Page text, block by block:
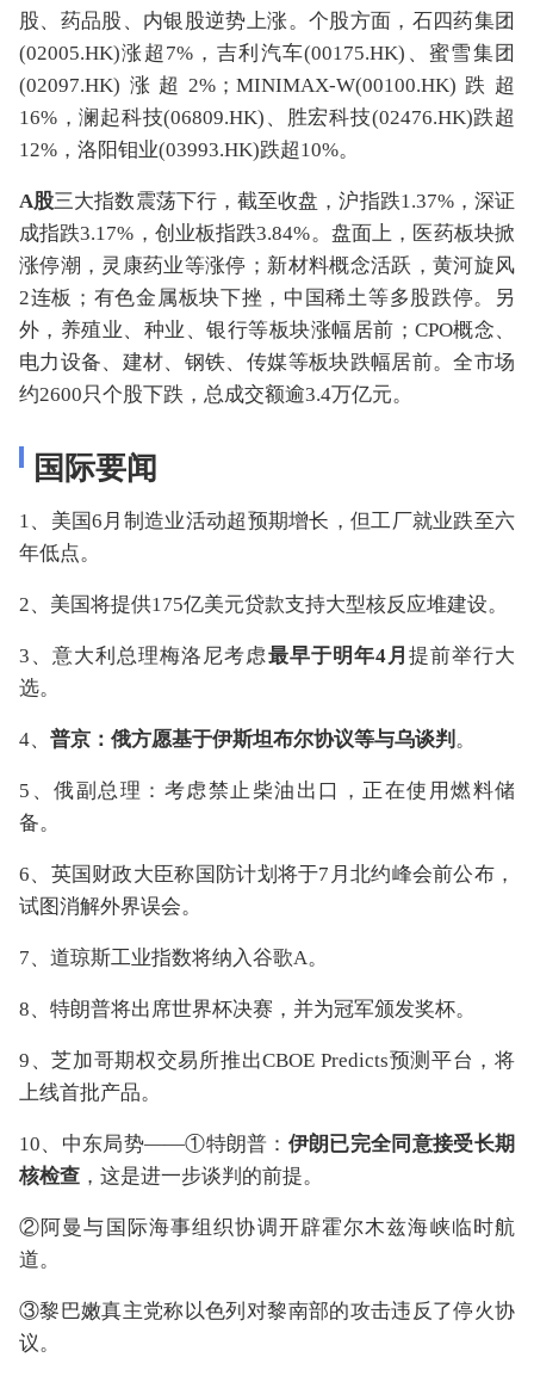
股、药品股、内银股逆势上涨。个股方面，石四药集团
(02005.HK)涨超7%，吉利汽车(00175.HK)、蜜雪集团
(02097.HK)涨超2%；MINIMAX-W(00100.HK)跌超
16%，澜起科技(06809.HK)、胜宏科技(02476.HK)跌超
12%，洛阳钼业(03993.HK)跌超10%。
A股三大指数震荡下行，截至收盘，沪指跌1.37%，深证
成指跌3.17%，创业板指跌3.84%。盘面上，医药板块掀
涨停潮，灵康药业等涨停；新材料概念活跃，黄河旋风
2连板；有色金属板块下挫，中国稀土等多股跌停。另
外，养殖业、种业、银行等板块涨幅居前；CPO概念、
电力设备、建材、钢铁、传媒等板块跌幅居前。全市场
约2600只个股下跌，总成交额逾3.4万亿元。
国际要闻
1、美国6月制造业活动超预期增长，但工厂就业跌至六
年低点。
2、美国将提供175亿美元贷款支持大型核反应堆建设。
3、意大利总理梅洛尼考虑最早于明年4月 提前举行大
选。
4、 普京：俄方愿基于伊斯坦布尔协议等与乌谈判 。
5、俄副总理：考虑禁止柴油出口，正在使用燃料储
备。
6、英国财政大臣称国防计划将于7月北约峰会前公布，
试图消解外界误会。
7、道琼斯工业指数将纳入谷歌A。
8、特朗普将出席世界杯决赛，并为冠军颁发奖杯。
9、芝加哥期权交易所推出CBOE Predicts预测平台，将
上线首批产品。
10、中东局势——①特朗普： 伊朗已完全同意接受长期
核检查 ，这是进一步谈判的前提。
②阿曼与国际海事组织协调开辟霍尔木兹海峡临时航
道。
③黎巴嫩真主党称以色列对黎南部的攻击违反了停火协
议。